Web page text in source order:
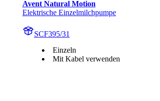
Avent Natural Motion
Elektrische Einzelmilchpumpe
SCF395/31
Einzeln
Mit Kabel verwenden